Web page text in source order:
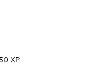
XP